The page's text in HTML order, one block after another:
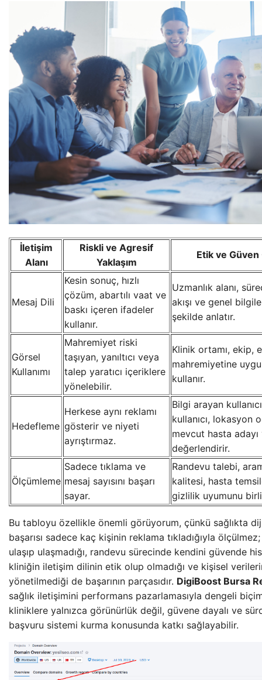
İletişim
Alanı
Riskli ve Agresif
Yaklaşım
Etik ve Güven
Mesaj Dili
Kesin sonuç, hızlı
çözüm, abartılı vaat ve
baskı içeren ifadeler
kullanır.
Uzmanlık alanı,
akışı ve genel
şekilde anlatır.
Görsel
Kullanımı
Mahremiyet riski
taşıyan, yanıltıcı veya
talep yaratıcı içeriklere
yönelebilir.
Klinik ortamı, ekip,
mahremiyetine
kullanır.
Hedefleme
Herkese aynı reklamı
gösterir ve niyeti
ayrıştırmaz.
Bilgi arayan
kullanıcı, lokasyon
mevcut hasta
değerlendirir.
Ölçümleme
Sadece tıklama ve
mesaj sayısını başarı
sayar.
Randevu talebi,
kalitesi, hasta
gizlilik uyumunu
Bu tabloyu özellikle önemli görüyorum, çünkü sağlıkta
başarısı sadece kaç kişinin reklama tıkladığıyla
ulaşıp ulaşmadığı, randevu sürecinde kendini güvende
kliniğin iletişim dilinin etik olup olmadığı ve kişisel
yönetilmediği de başarının parçasıdır. DigiBoost Bursa
sağlık iletişimini performans pazarlamasıyla dengeli
kliniklere yalnızca görünürlük değil, güvene dayalı ve
başvuru sistemi kurma konusunda katkı sağlayabilir.